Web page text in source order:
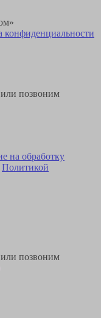
конфиденциальности
позвоним
на обработку
Политикой
позвоним